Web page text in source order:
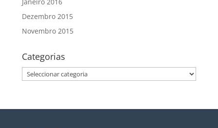
Dezembro 2015
Novembro 2015
Categorias
Categorias